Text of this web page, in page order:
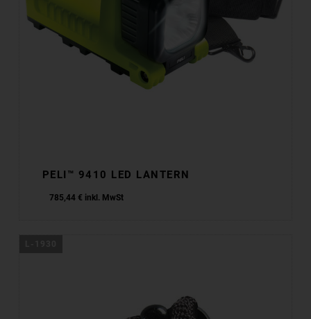
PELI™ 9410 LED LANTERN
785,44 € inkl. MwSt